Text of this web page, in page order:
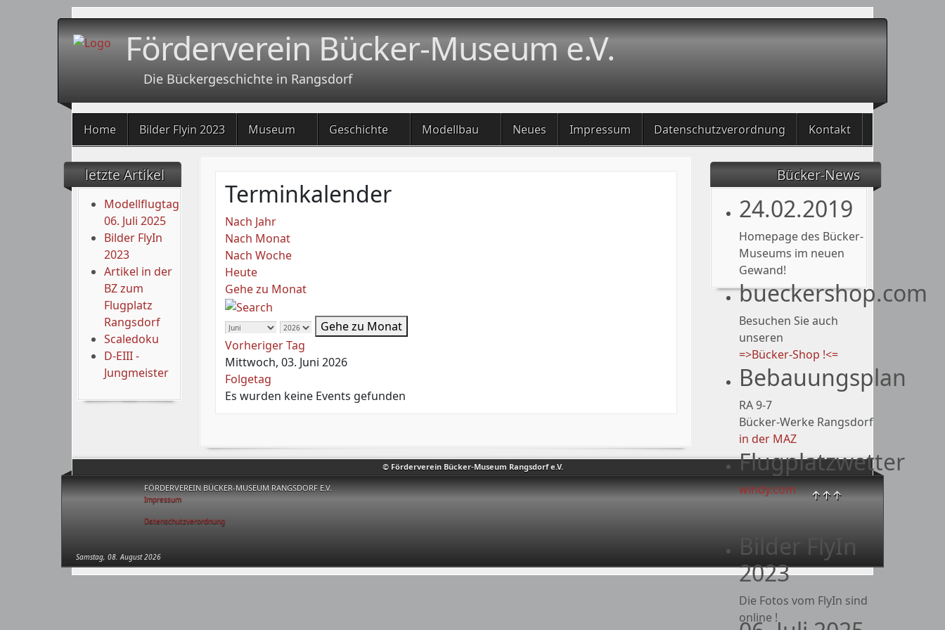
Förderverein Bücker-Museum e.V.
Die Bückergeschichte in Rangsdorf
Home Bilder Flyin 2023 Museum Geschichte Modellbau Neues Impressum Datenschutzverordnung Kontakt
© Förderverein Bücker-Museum Rangsdorf e.V.
↑↑↑
FÖRDERVEREIN BÜCKER-MUSEUM RANGSDORF E.V.
Impressum
Datenschutzverordnung
Samstag, 08. August 2026
letzte Artikel
Modellflugtag
06. Juli 2025
Bilder FlyIn
2023
Artikel in der
BZ zum
Flugplatz
Rangsdorf
Scaledoku
D-EIII -
Jungmeister
Bücker-News
24.02.2019
Homepage des Bücker-
Museums im neuen
Gewand!
bueckershop.com
Besuchen Sie auch
unseren
=>Bücker-Shop !<=
Bebauungsplan
RA 9-7
Bücker-Werke Rangsdorf
in der MAZ
Flugplatzwetter
windy.com
Bilder FlyIn
2023
Die Fotos vom FlyIn sind
online !
Terminkalender
Nach Jahr
Nach Monat
Nach Woche
Heute
Gehe zu Monat
Gehe zu Monat
Vorheriger Tag
Mittwoch, 03. Juni 2026
Folgetag
Es wurden keine Events gefunden